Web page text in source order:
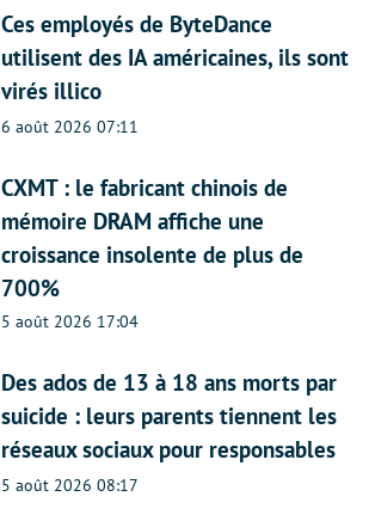
Ces employés de ByteDance
utilisent des IA américaines, ils sont
virés illico
6 août 2026 07:11
CXMT : le fabricant chinois de
mémoire DRAM affiche une
croissance insolente de plus de
700%
5 août 2026 17:04
Des ados de 13 à 18 ans morts par
suicide : leurs parents tiennent les
réseaux sociaux pour responsables
5 août 2026 08:17